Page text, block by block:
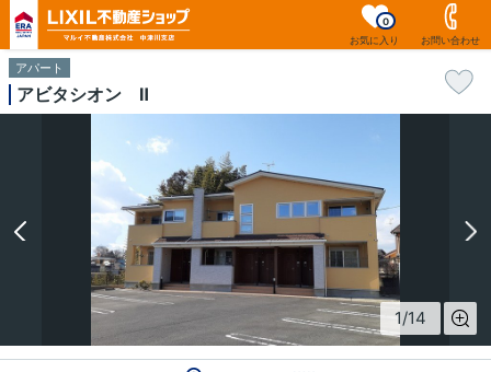
お気に入り
0
お問い合わせ
アパート
アビタシオン Ⅱ
1/14